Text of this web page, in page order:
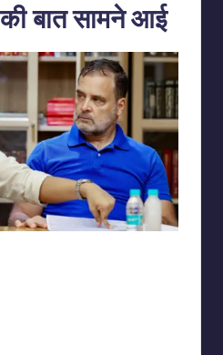
बात सामने आई